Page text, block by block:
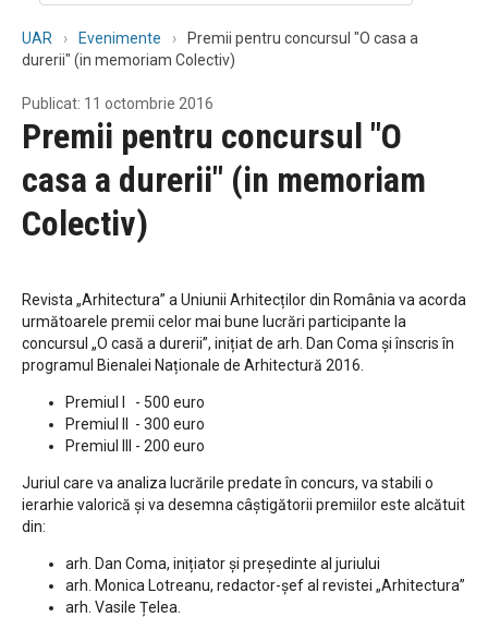
UAR Evenimente
Premii pentru concursul "O casa a
durerii" (in memoriam Colectiv)
Publicat: 11 octombrie 2016
Premii pentru concursul "O
casa a durerii" (in memoriam
Colectiv)
Revista „Arhitectura” a Uniunii Arhitecților din România va acorda
următoarele premii celor mai bune lucrări participante la
concursul „O casă a durerii”, inițiat de arh. Dan Coma și înscris în
programul Bienalei Naționale de Arhitectură 2016.
Premiul I - 500 euro
Premiul II - 300 euro
Premiul III - 200 euro
Juriul care va analiza lucrările predate în concurs, va stabili o
ierarhie valorică și va desemna câștigătorii premiilor este alcătuit
din:
arh. Dan Coma, inițiator și președinte al juriului
arh. Monica Lotreanu, redactor-șef al revistei „Arhitectura”
arh. Vasile Țelea.